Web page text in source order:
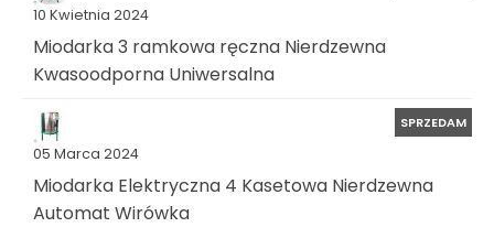
10 Kwietnia 2024
Miodarka 3 ramkowa ręczna Nierdzewna
Kwasoodporna Uniwersalna
05 Marca 2024
SPRZEDAM
Miodarka Elektryczna 4 Kasetowa Nierdzewna
Automat Wirówka